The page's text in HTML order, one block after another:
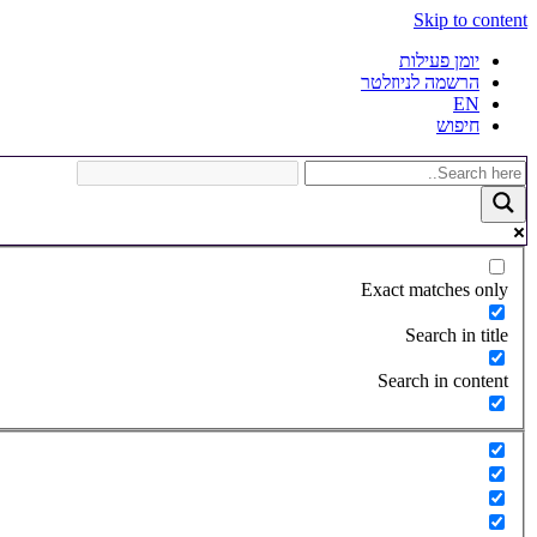
Skip to content
יומן פעילות
הרשמה לניוזלטר
EN
חיפוש
Exact matches only
Search in title
Search in content